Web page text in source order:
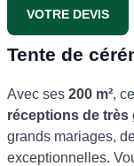
VOTRE DEVIS
Tente de
Avec ses 200 m²,
réceptions de très
grands mariages,
exceptionnelles.